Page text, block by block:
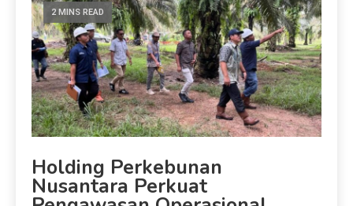
2 MINS READ
Holding Perkebunan
Nusantara Perkuat